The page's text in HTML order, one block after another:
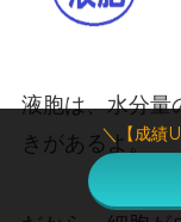
液胞は、水分量
きがあるよ。
＼【成績